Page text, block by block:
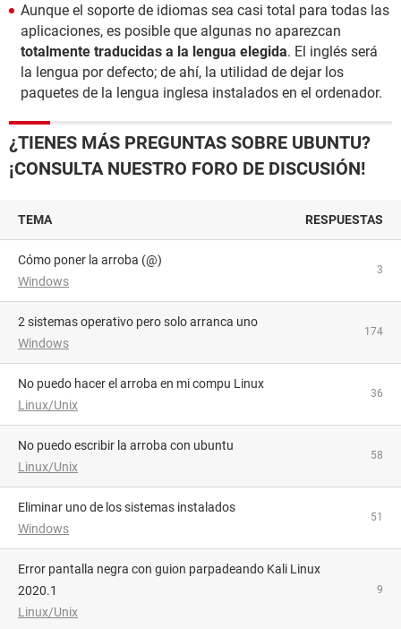
Aunque el soporte de idiomas sea casi total para todas las
aplicaciones, es posible que algunas no aparezcan
totalmente traducidas a la lengua elegida. El inglés será
la lengua por defecto; de ahí, la utilidad de dejar los
paquetes de la lengua inglesa instalados en el ordenador.
¿TIENES MÁS PREGUNTAS SOBRE UBUNTU?
¡CONSULTA NUESTRO FORO DE DISCUSIÓN!
TEMA RESPUESTAS
Cómo poner la arroba (@)
Windows
3
2 sistemas operativo pero solo arranca uno
Windows
174
No puedo hacer el arroba en mi compu Linux
Linux/Unix
36
no puedo escribir la arroba con ubuntu
Linux/Unix
58
Eliminar uno de los sistemas instalados
Windows
51
Error pantalla negra con guion parpadeando Kali Linux
2020.1
Linux/Unix
9